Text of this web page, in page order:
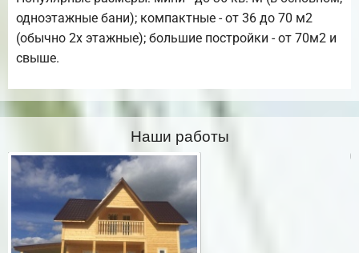
одноэтажные бани); компактные - от 36 до 70 м2
(обычно 2х этажные); большие постройки - от 70м2 и
свыше.
Наши работы